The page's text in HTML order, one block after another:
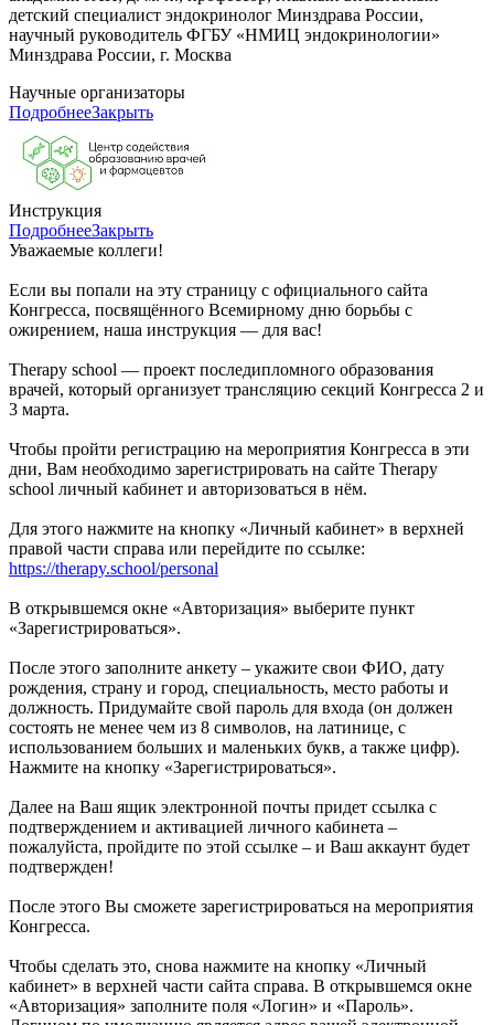
детский специалист эндокринолог Минздрава России,
научный руководитель ФГБУ «НМИЦ эндокринологии»
Минздрава России, г. Москва
Научные организаторы
ПодробнееЗакрыть
Инструкция
ПодробнееЗакрыть
Уважаемые коллеги!
Если вы попали на эту страницу с официального сайта
Конгресса, посвящённого Всемирному дню борьбы с
ожирением, наша инструкция — для вас!
Therapy school — проект последипломного образования
врачей, который организует трансляцию секций Конгресса 2 и
3 марта.
Чтобы пройти регистрацию на мероприятия Конгресса в эти
дни, Вам необходимо зарегистрировать на сайте Therapy
school личный кабинет и авторизоваться в нём.
Для этого нажмите на кнопку «Личный кабинет» в верхней
правой части справа или перейдите по ссылке:
https://therapy.school/personal
В открывшемся окне «Авторизация» выберите пункт
«Зарегистрироваться».
После этого заполните анкету – укажите свои ФИО, дату
рождения, страну и город, специальность, место работы и
должность. Придумайте свой пароль для входа (он должен
состоять не менее чем из 8 символов, на латинице, с
использованием больших и маленьких букв, а также цифр).
Нажмите на кнопку «Зарегистрироваться».
Далее на Ваш ящик электронной почты придет ссылка с
подтверждением и активацией личного кабинета –
пожалуйста, пройдите по этой ссылке – и Ваш аккаунт будет
подтвержден!
После этого Вы сможете зарегистрироваться на мероприятия
Конгресса.
Чтобы сделать это, снова нажмите на кнопку «Личный
кабинет» в верхней части сайта справа. В открывшемся окне
«Авторизация» заполните поля «Логин» и «Пароль».